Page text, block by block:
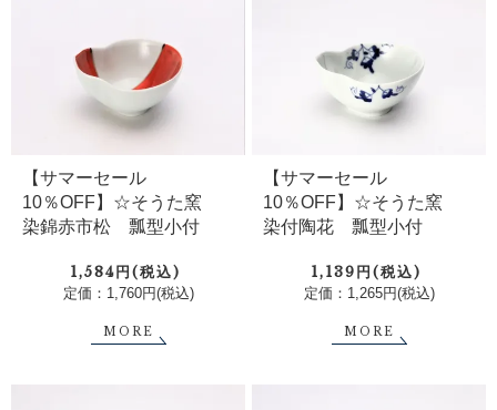
【サマーセール
10％OFF】☆そうた窯
染錦赤市松 瓢型小付
1,584円(税込)
定価：1,760円(税込)
MORE
【サマーセール
10％OFF】☆そうた窯
染付陶花 瓢型小付
1,139円(税込)
定価：1,265円(税込)
MORE